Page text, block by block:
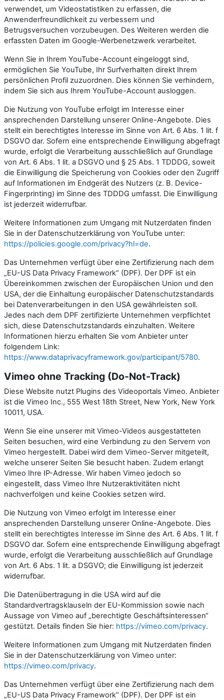
verwendet, um Videostatistiken zu erfassen, die
Anwenderfreundlichkeit zu verbessern und
Betrugsversuchen vorzubeugen. Des Weiteren werden die
erfassten Daten im Google-Werbenetzwerk verarbeitet.
Wenn Sie in Ihrem YouTube-Account eingeloggt sind,
ermöglichen Sie YouTube, Ihr Surfverhalten direkt Ihrem
persönlichen Profil zuzuordnen. Dies können Sie verhindern,
indem Sie sich aus Ihrem YouTube-Account ausloggen.
Die Nutzung von YouTube erfolgt im Interesse einer
ansprechenden Darstellung unserer Online-Angebote. Dies
stellt ein berechtigtes Interesse im Sinne von Art. 6 Abs. 1 lit. f
DSGVO dar. Sofern eine entsprechende Einwilligung abgefragt
wurde, erfolgt die Verarbeitung ausschließlich auf Grundlage
von Art. 6 Abs. 1 lit. a DSGVO und § 25 Abs. 1 TDDDG, soweit
die Einwilligung die Speicherung von Cookies oder den Zugriff
auf Informationen im Endgerät des Nutzers (z. B. Device-
Fingerprinting) im Sinne des TDDDG umfasst. Die Einwilligung
ist jederzeit widerrufbar.
Weitere Informationen zum Umgang mit Nutzerdaten finden
Sie in der Datenschutzerklärung von YouTube unter:
https://policies.google.com/privacy?hl=de.
Das Unternehmen verfügt über eine Zertifizierung nach dem
„EU-US Data Privacy Framework“ (DPF). Der DPF ist ein
Übereinkommen zwischen der Europäischen Union und den
USA, der die Einhaltung europäischer Datenschutzstandards
bei Datenverarbeitungen in den USA gewährleisten soll.
Jedes nach dem DPF zertifizierte Unternehmen verpflichtet
sich, diese Datenschutzstandards einzuhalten. Weitere
Informationen hierzu erhalten Sie vom Anbieter unter
folgendem Link:
https://www.dataprivacyframework.gov/participant/5780.
Vimeo ohne Tracking (Do-Not-Track)
Diese Website nutzt Plugins des Videoportals Vimeo. Anbieter
ist die Vimeo Inc., 555 West 18th Street, New York, New York
10011, USA.
Wenn Sie eine unserer mit Vimeo-Videos ausgestatteten
Seiten besuchen, wird eine Verbindung zu den Servern von
Vimeo hergestellt. Dabei wird dem Vimeo-Server mitgeteilt,
welche unserer Seiten Sie besucht haben. Zudem erlangt
Vimeo Ihre IP-Adresse. Wir haben Vimeo jedoch so
eingestellt, dass Vimeo Ihre Nutzeraktivitäten nicht
nachverfolgen und keine Cookies setzen wird.
Die Nutzung von Vimeo erfolgt im Interesse einer
ansprechenden Darstellung unserer Online-Angebote. Dies
stellt ein berechtigtes Interesse im Sinne des Art. 6 Abs. 1 lit. f
DSGVO dar. Sofern eine entsprechende Einwilligung abgefragt
wurde, erfolgt die Verarbeitung ausschließlich auf Grundlage
von Art. 6 Abs. 1 lit. a DSGVO; die Einwilligung ist jederzeit
widerrufbar.
Die Datenübertragung in die USA wird auf die
Standardvertragsklauseln der EU-Kommission sowie nach
Aussage von Vimeo auf „berechtigte Geschäftsinteressen“
gestützt. Details finden Sie hier: https://vimeo.com/privacy.
Weitere Informationen zum Umgang mit Nutzerdaten finden
Sie in der Datenschutzerklärung von Vimeo unter:
https://vimeo.com/privacy.
Das Unternehmen verfügt über eine Zertifizierung nach dem
„EU-US Data Privacy Framework“ (DPF). Der DPF ist ein